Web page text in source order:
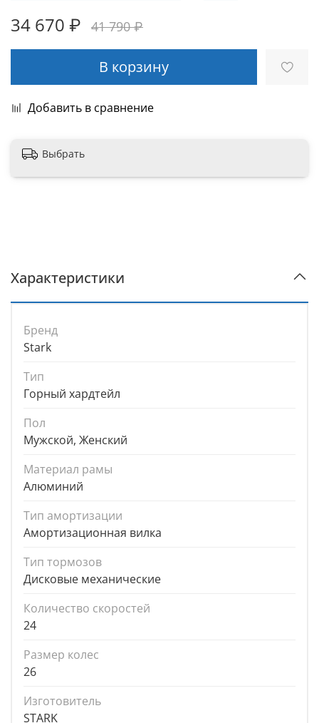
34 670 ₽ 41 790 ₽
В корзину
Добавить в сравнение
Выбрать
Характеристики
Бренд
Stark
Тип
Горный хардтейл
Пол
Мужской, Женский
Материал рамы
Алюминий
Тип амортизации
Амортизационная вилка
Тип тормозов
Дисковые механические
Количество скоростей
24
Размер колес
26
Изготовитель
STARK